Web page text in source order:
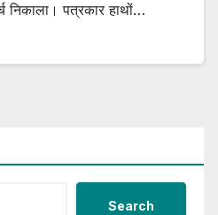
पत्रकार हाथों…
Search